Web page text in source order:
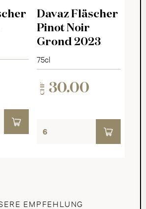
Davaz Fläscher
Pinot Noir
Grond 2023
75cl
CHF 30.00
EMPFEHLUNG